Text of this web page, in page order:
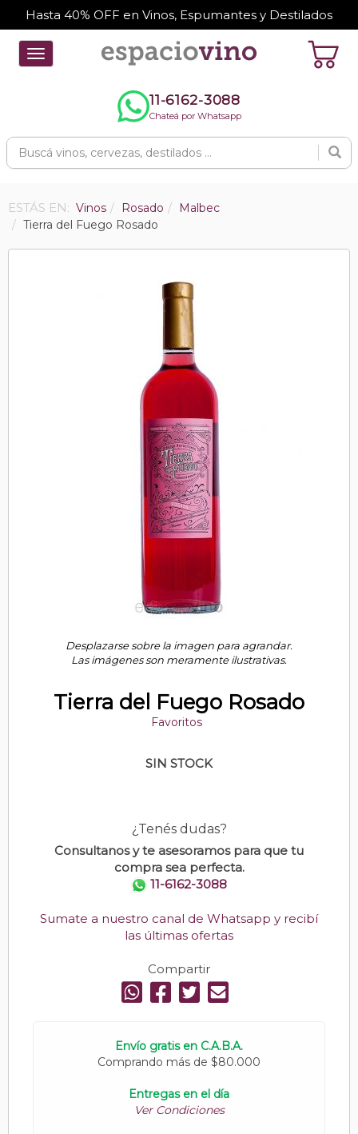
Hasta 40% OFF en Vinos, Espumantes y Destilados
Toggle
navigation
11-6162-3088
Chateá por Whatsapp
ESTÁS EN: Vinos Rosado
Malbec
Tierra del Fuego Rosado
Desplazarse sobre la imagen para agrandar.
Las imágenes son meramente ilustrativas.
Tierra del Fuego Rosado
Favoritos
SIN STOCK
¿Tenés dudas?
Consultanos y te asesoramos para que tu
compra sea perfecta.
11-6162-3088
Sumate a nuestro canal de Whatsapp y recibí
las últimas ofertas
Compartir
Envío gratis en C.A.B.A.
Comprando más de $80.000
Entregas en el día
Ver Condiciones